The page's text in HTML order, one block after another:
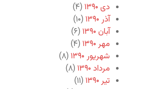
دی ۱۳۹۰
(۴)
آذر ۱۳۹۰
(۱۰)
آبان ۱۳۹۰
(۶)
مهر ۱۳۹۰
(۴)
شهریور ۱۳۹۰
(۸)
مرداد ۱۳۹۰
(۸)
تیر ۱۳۹۰
(۱۱)